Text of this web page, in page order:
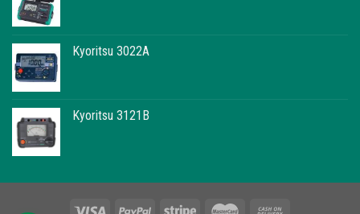
Kyoritsu 3022A
Kyoritsu 3121B